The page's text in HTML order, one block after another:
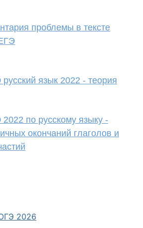
проблемы в тексте
язык 2022 - теория
по русскому языку -
окончаний глаголов и
2026